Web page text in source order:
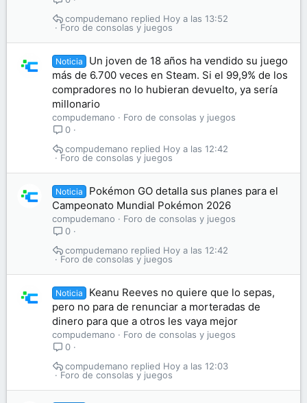
Foro de consolas y juegos
Hoy a las 13:52
compudemano
Noticia
Un joven de 18 años ha vendido su juego
más de 6.700 veces en Steam. Si el 99,9% de los
compradores no lo hubieran devuelto, ya sería
millonario
compudemano
Foro de consolas y juegos
0
Foro de consolas y juegos
Hoy a las 12:42
compudemano
Noticia
Pokémon GO detalla sus planes para el
Campeonato Mundial Pokémon 2026
compudemano
Foro de consolas y juegos
0
Foro de consolas y juegos
Hoy a las 12:42
compudemano
Noticia
Keanu Reeves no quiere que lo sepas,
pero no para de renunciar a morteradas de
dinero para que a otros les vaya mejor
compudemano
Foro de consolas y juegos
0
Foro de consolas y juegos
Hoy a las 12:03
compudemano